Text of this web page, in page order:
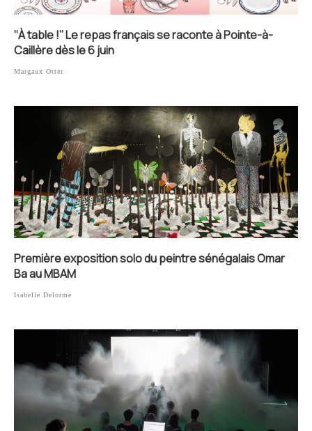
‘‘À table !’’ Le repas français se raconte à Pointe-à-
Caillère dès le 6 juin
Margaux Otter
Première exposition solo du peintre sénégalais Omar
Ba au MBAM
Isabelle Delorme